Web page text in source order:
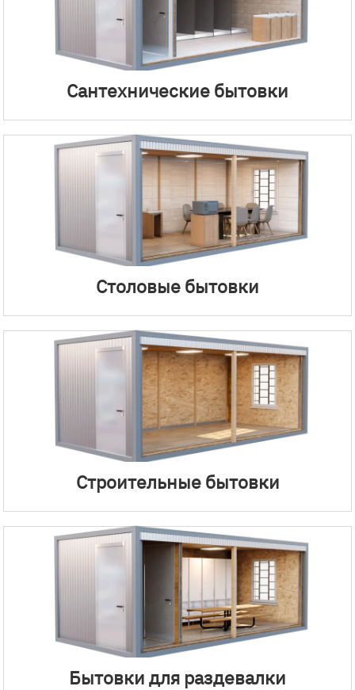
Сантехнические бытовки
Столовые бытовки
Строительные бытовки
Бытовки для раздевалки